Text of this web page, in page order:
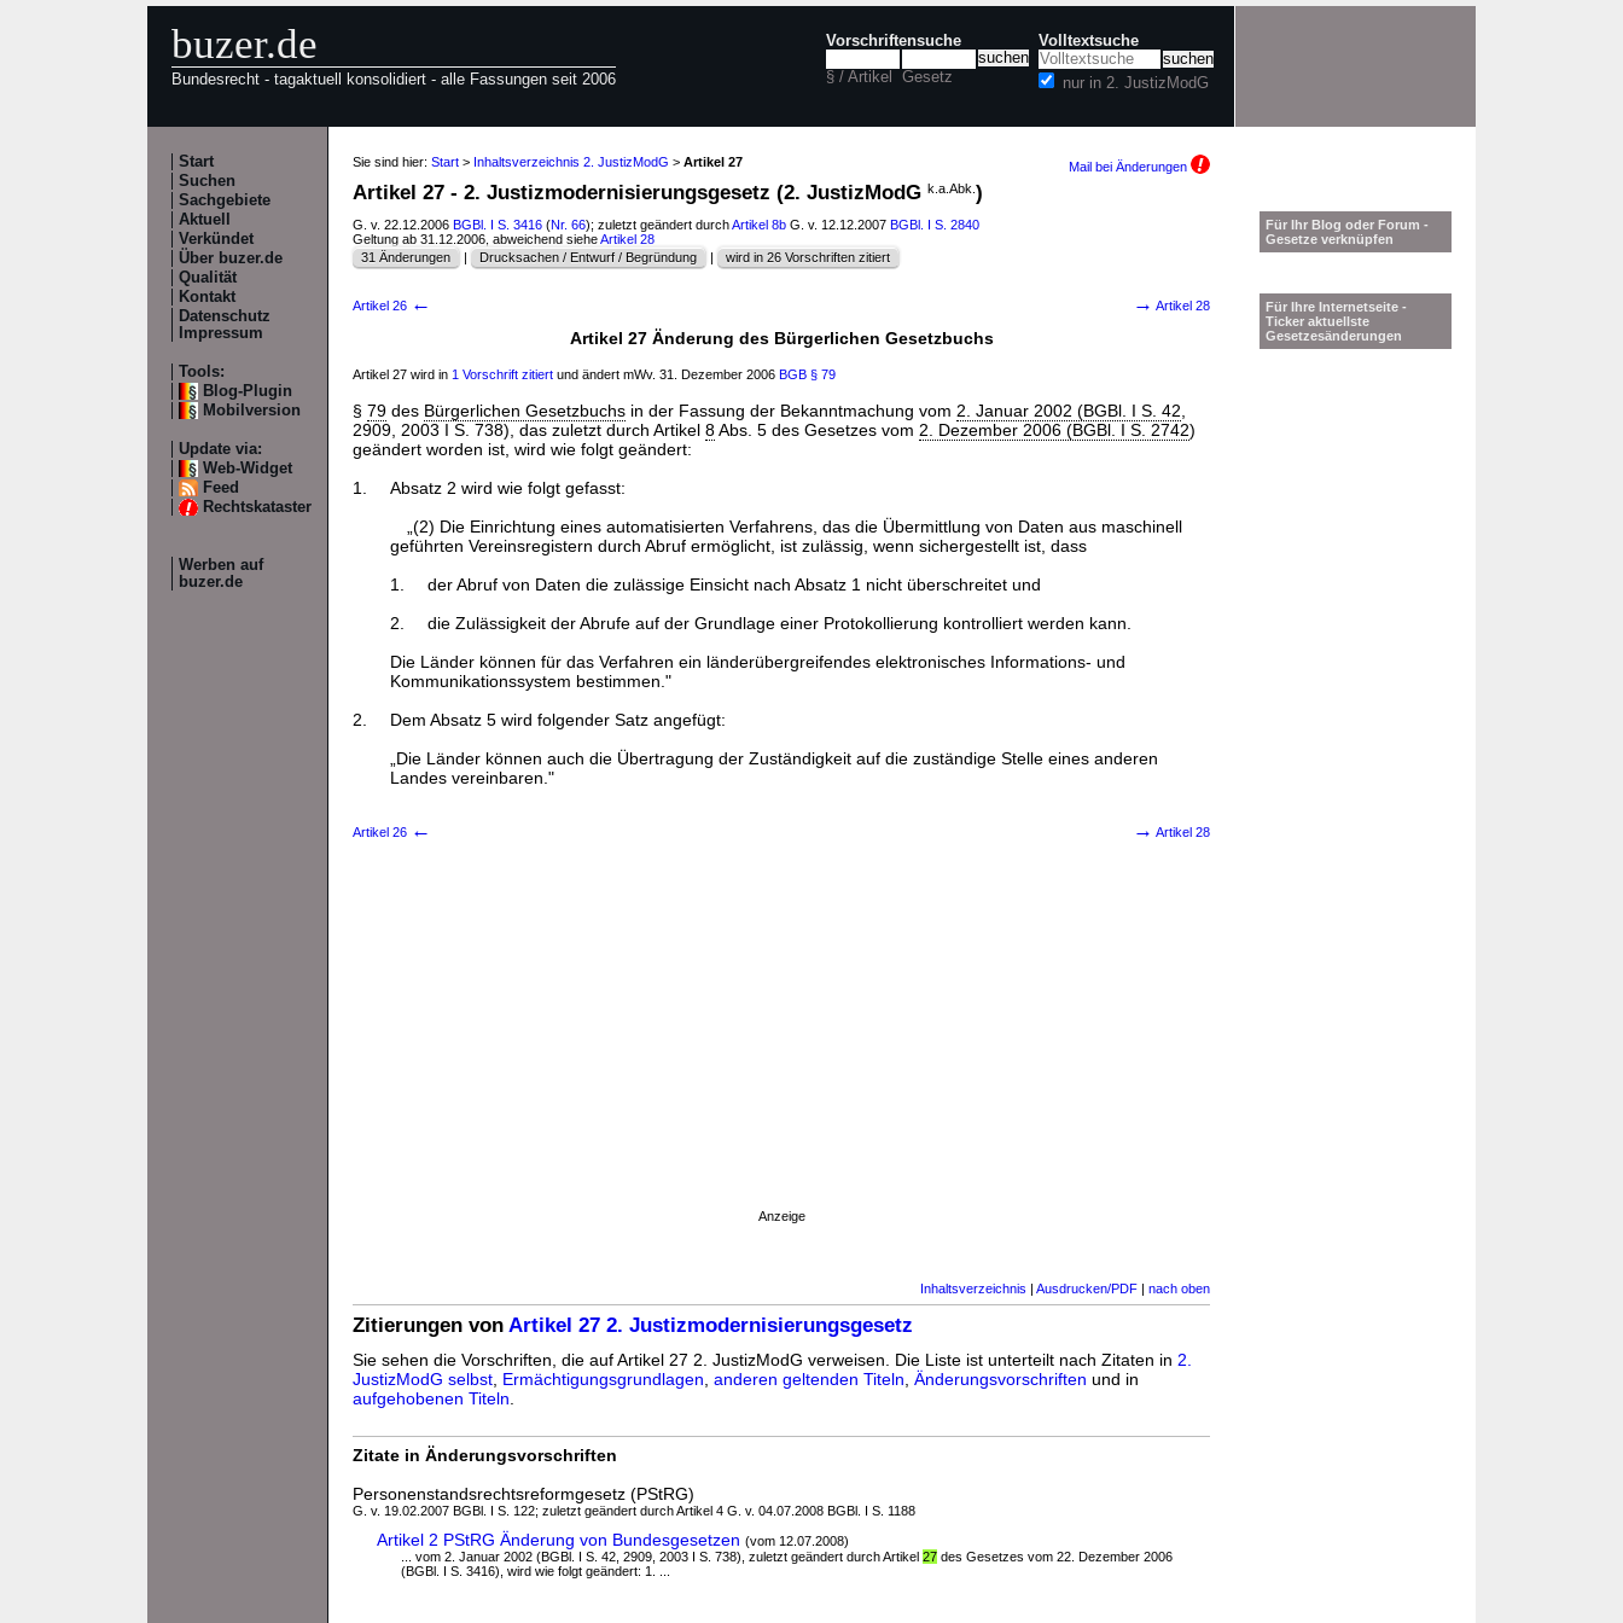
buzer.de
Bundesrecht - tagaktuell konsolidiert - alle Fassungen seit 2006
Vorschriftensuche
§ / Artikel Gesetz
Volltextsuche
nur in 2. JustizModG
Start
Suchen
Sachgebiete
Aktuell
Verkündet
Über buzer.de
Qualität
Kontakt
Datenschutz
Impressum
Tools:
Blog-Plugin
Mobilversion
Update via:
Web-Widget
Feed
Rechtskataster
Werben auf
buzer.de
Sie sind hier: Start > Inhaltsverzeichnis 2. JustizModG > Artikel 27 Mail bei Änderungen
Artikel 27 - 2. Justizmodernisierungsgesetz (2. JustizModG k.a.Abk. )
G. v. 22.12.2006 BGBl. I S. 3416 (Nr. 66); zuletzt geändert durchArtikel 8b G. v. 12.12.2007 BGBl. I S. 2840
Geltung ab 31.12.2006, abweichend sieheArtikel 28
31 Änderungen
| Drucksachen / Entwurf / Begründung | wird in 26 Vorschriften zitiert
Artikel 26 ← → Artikel 28
Artikel 27 Änderung des Bürgerlichen Gesetzbuchs
Artikel 27 wird in 1 Vorschrift zitiert und ändert mWv. 31. Dezember 2006 BGB § 79
§ 79 des Bürgerlichen Gesetzbuchs in der Fassung der Bekanntmachung vom 2. Januar 2002 (BGBl. I S. 42
2909, 2003 I S. 738), das zuletzt durch Artikel 8Abs. 5 des Gesetzes vom 2. Dezember 2006 (BGBl. I S. 2742)
geändert worden ist, wird wie folgt geändert:
1.
Absatz 2 wird wie folgt gefasst:
„(2) Die Einrichtung eines automatisierten Verfahrens, das die Übermittlung von Daten aus maschinell
geführten Vereinsregistern durch Abruf ermöglicht, ist zulässig, wenn sichergestellt ist, dass
1.
der Abruf von Daten die zulässige Einsicht nach Absatz 1 nicht überschreitet und
2.
die Zulässigkeit der Abrufe auf der Grundlage einer Protokollierung kontrolliert werden kann.
Die Länder können für das Verfahren ein länderübergreifendes elektronisches Informations- und
Kommunikationssystem bestimmen."
2.
Dem Absatz 5 wird folgender Satz angefügt:
„Die Länder können auch die Übertragung der Zuständigkeit auf die zuständige Stelle eines anderen
Landes vereinbaren."
Artikel 26 ← → Artikel 28
Anzeige
Inhaltsverzeichnis | Ausdrucken/PDF | nach oben
Zitierungen von Artikel 27 2. Justizmodernisierungsgesetz
Sie sehen die Vorschriften, die auf Artikel 27 2. JustizModG verweisen. Die Liste ist unterteilt nach Zitaten in 2.
JustizModG selbst Ermächtigungsgrundlagen anderen geltenden Titeln Änderungsvorschriften und in
aufgehobenen Titeln
Zitate in Änderungsvorschriften
Personenstandsrechtsreformgesetz (PStRG)
G. v. 19.02.2007 BGBl. I S. 122; zuletzt geändert durch Artikel 4 G. v. 04.07.2008 BGBl. I S. 1188
Artikel 2 PStRG Änderung von Bundesgesetzen (vom 12.07.2008)
... vom 2. Januar 2002 (BGBl. I S. 42, 2909, 2003 I S. 738), zuletzt geändert durch Artikel 27 des Gesetzes vom 22. Dezember 2006
(BGBl. I S. 3416), wird wie folgt geändert: 1. ...
Für Ihr Blog oder Forum -
Gesetze verknüpfen
Für Ihre Internetseite -
Ticker aktuellste
Gesetzesänderungen